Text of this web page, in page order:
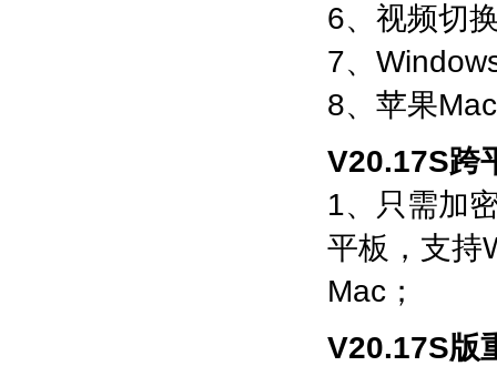
6、视频切
7、
8、苹果
V20.17S跨
1、只需加
平板，支持
Mac；
V20.17S版